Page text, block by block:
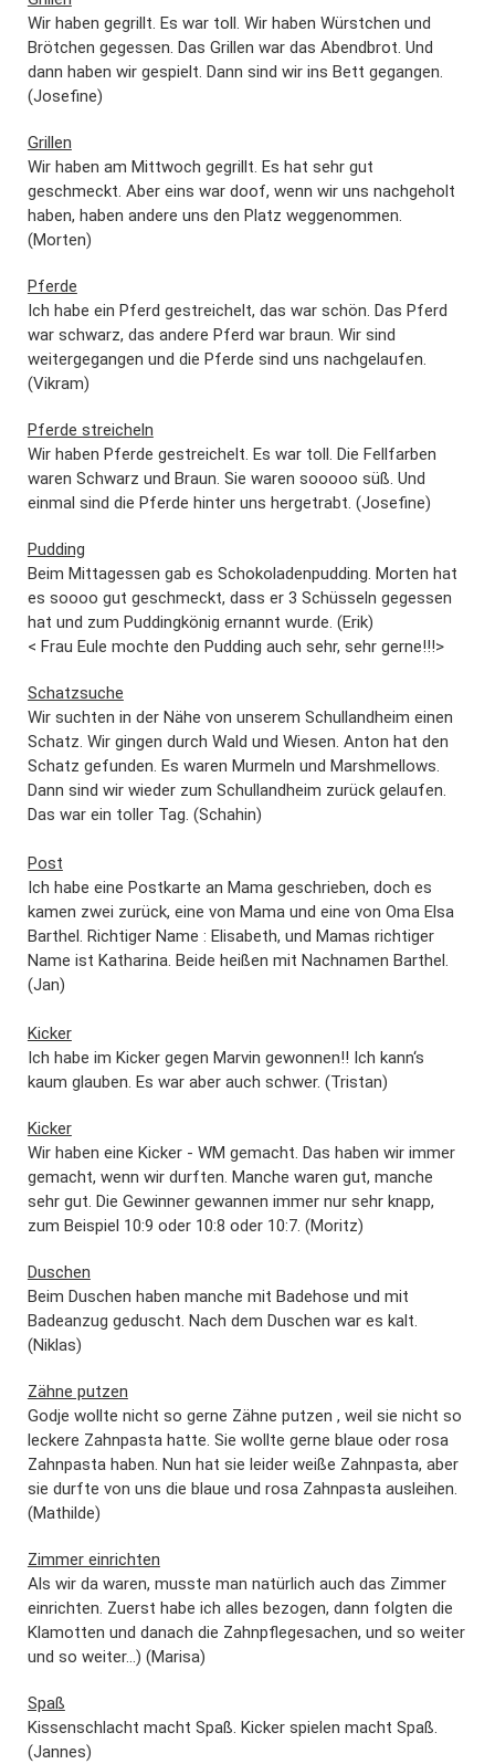
Wir haben gegrillt. Es war toll. Wir haben Würstchen und
Brötchen gegessen. Das Grillen war das Abendbrot. Und
dann haben wir gespielt. Dann sind wir ins Bett gegangen.
(Josefine)
Grillen
Wir haben am Mittwoch gegrillt. Es hat sehr gut
geschmeckt. Aber eins war doof, wenn wir uns nachgeholt
haben, haben andere uns den Platz weggenommen.
(Morten)
Pferde
Ich habe ein Pferd gestreichelt, das war schön. Das Pferd
war schwarz, das andere Pferd war braun. Wir sind
weitergegangen und die Pferde sind uns nachgelaufen.
(Vikram)
Pferde streicheln
Wir haben Pferde gestreichelt. Es war toll. Die Fellfarben
waren Schwarz und Braun. Sie waren sooooo süß. Und
einmal sind die Pferde hinter uns hergetrabt. (Josefine)
Pudding
Beim Mittagessen gab es Schokoladenpudding. Morten hat
es soooo gut geschmeckt, dass er 3 Schüsseln gegessen
hat und zum Puddingkönig ernannt wurde. (Erik)
< Frau Eule mochte den Pudding auch sehr, sehr gerne!!!>
Schatzsuche
Wir suchten in der Nähe von unserem Schullandheim einen
Schatz. Wir gingen durch Wald und Wiesen. Anton hat den
Schatz gefunden. Es waren Murmeln und Marshmellows.
Dann sind wir wieder zum Schullandheim zurück gelaufen.
Das war ein toller Tag. (Schahin)
Post
Ich habe eine Postkarte an Mama geschrieben, doch es
kamen zwei zurück, eine von Mama und eine von Oma Elsa
Barthel. Richtiger Name : Elisabeth, und Mamas richtiger
Name ist Katharina. Beide heißen mit Nachnamen Barthel.
(Jan)
Kicker
Ich habe im Kicker gegen Marvin gewonnen!! Ich kann‘s
kaum glauben. Es war aber auch schwer. (Tristan)
Kicker
Wir haben eine Kicker - WM gemacht. Das haben wir immer
gemacht, wenn wir durften. Manche waren gut, manche
sehr gut. Die Gewinner gewannen immer nur sehr knapp,
zum Beispiel 10:9 oder 10:8 oder 10:7. (Moritz)
Duschen
Beim Duschen haben manche mit Badehose und mit
Badeanzug geduscht. Nach dem Duschen war es kalt.
(Niklas)
Zähne putzen
Godje wollte nicht so gerne Zähne putzen , weil sie nicht so
leckere Zahnpasta hatte. Sie wollte gerne blaue oder rosa
Zahnpasta haben. Nun hat sie leider weiße Zahnpasta, aber
sie durfte von uns die blaue und rosa Zahnpasta ausleihen.
(Mathilde)
Zimmer einrichten
Als wir da waren, musste man natürlich auch das Zimmer
einrichten. Zuerst habe ich alles bezogen, dann folgten die
Klamotten und danach die Zahnpflegesachen, und so weiter
und so weiter...) (Marisa)
Spaß
Kissenschlacht macht Spaß. Kicker spielen macht Spaß.
(Jannes)